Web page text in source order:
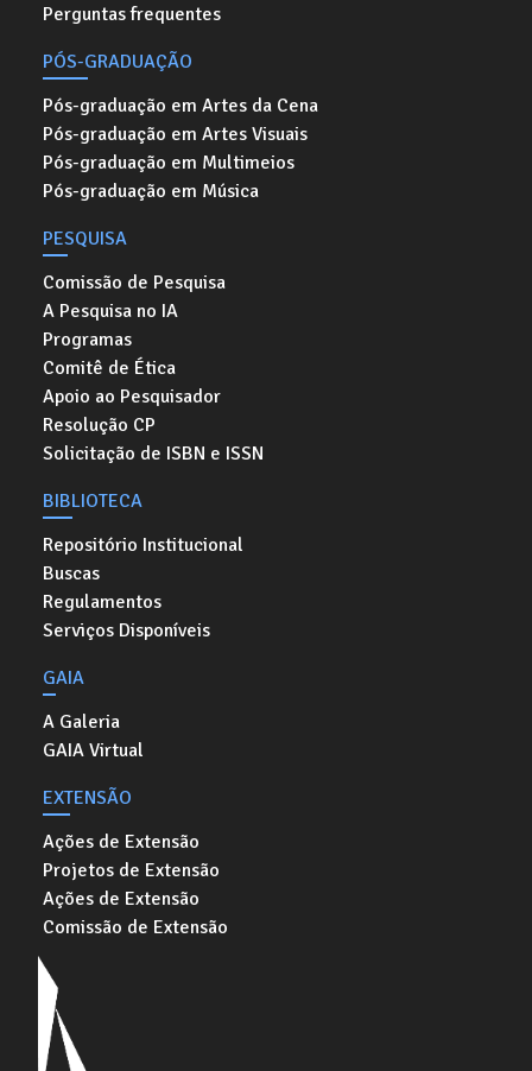
Perguntas frequentes
PÓS-GRADUAÇÃO
Pós-graduação em Artes da Cena
Pós-graduação em Artes Visuais
Pós-graduação em Multimeios
Pós-graduação em Música
PESQUISA
Comissão de Pesquisa
A Pesquisa no IA
Programas
Comitê de Ética
Apoio ao Pesquisador
Resolução CP
Solicitação de ISBN e ISSN
BIBLIOTECA
Repositório Institucional
Buscas
Regulamentos
Serviços Disponíveis
GAIA
A Galeria
GAIA Virtual
EXTENSÃO
Ações de Extensão
Projetos de Extensão
Ações de Extensão
Comissão de Extensão